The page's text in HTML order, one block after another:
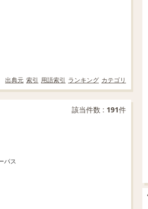
出典元 索引 用語索引 ランキング カテゴリ
該当件数 : 191件
パス